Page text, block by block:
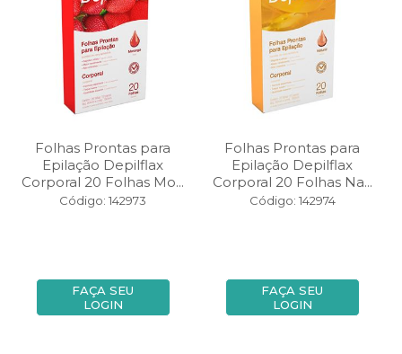
Folhas Prontas para
Epilação Depilflax
Corporal 20 Folhas Mo...
Código: 142973
FAÇA SEU
LOGIN
Folhas Prontas para
Epilação Depilflax
Corporal 20 Folhas Na...
Código: 142974
FAÇA SEU
LOGIN